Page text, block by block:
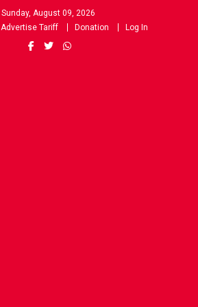
Sunday, August 09, 2026
Advertise Tariff Donation Log In